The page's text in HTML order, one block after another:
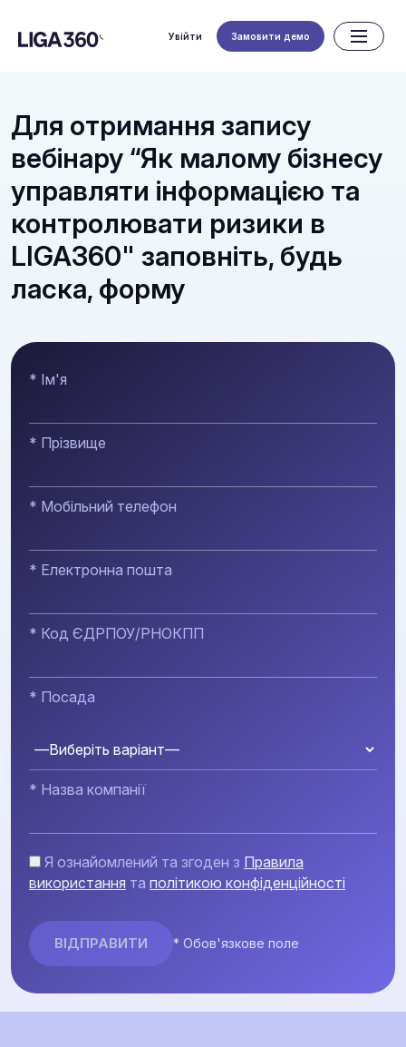
Увійти Замовити демо
Для отримання запису
вебінару “Як малому бізнесу
управляти інформацією та
контролювати ризики в
LIGA360" заповніть, будь
ласка, форму
* Ім'я
* Прізвище
* Мобільний телефон
* Електронна пошта
* Код ЄДРПОУ/РНОКПП
* Посада
* Назва компанії
Я ознайомлений та згоден з Правила
використання та політикою конфіденційності
* Обов'язкове поле